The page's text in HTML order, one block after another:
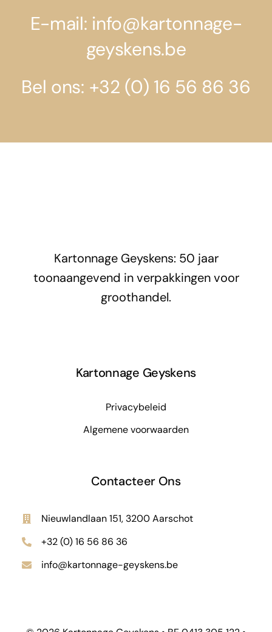
E-mail: info@kartonnage-
geyskens.be
Bel ons: +32 (0) 16 56 86 36
Kartonnage Geyskens: 50 jaar
toonaangevend in verpakkingen voor
groothandel.
Kartonnage Geyskens
Privacybeleid
Algemene voorwaarden
Contacteer Ons
Nieuwlandlaan 151, 3200 Aarschot
+32 (0) 16 56 86 36
info@kartonnage-geyskens.be